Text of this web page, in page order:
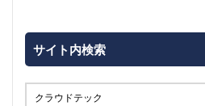
サイト内検索